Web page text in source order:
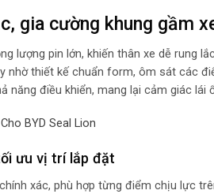
gia cường khung gầm
lượng pin lớn, khiến thân xe dễ rung
nhờ thiết kế chuẩn form, ôm sát các
năng điều khiển, mang lại cảm giác
ưu vị trí lắp đặt
xác, phù hợp từng điểm chịu lực